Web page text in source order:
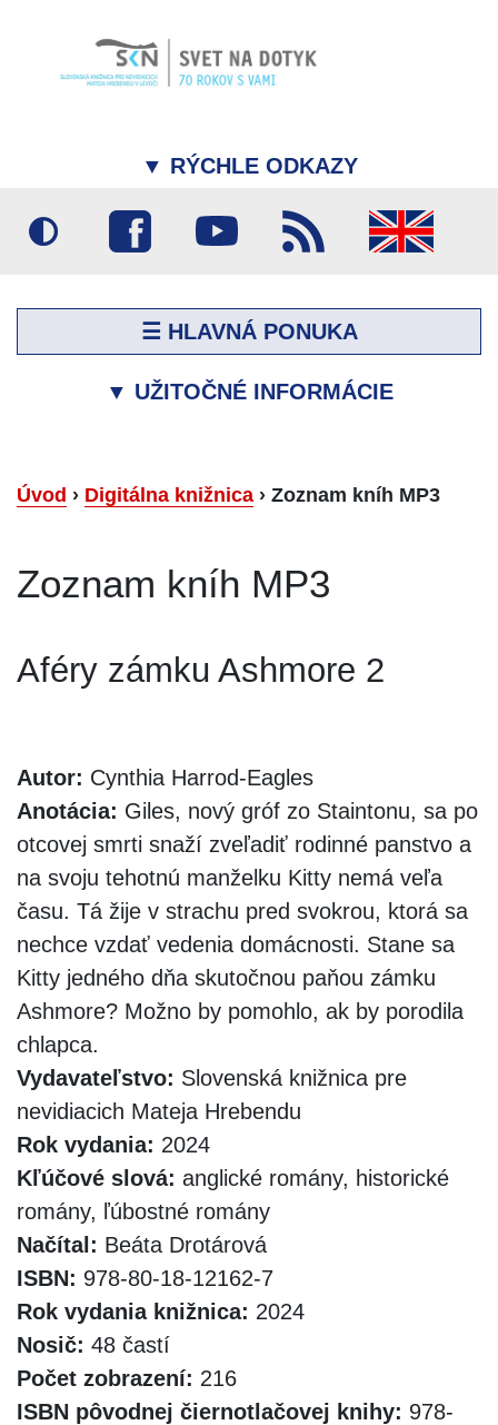
▼ RÝCHLE ODKAZY
☰ HLAVNÁ PONUKA
▼ UŽITOČNÉ INFORMÁCIE
Úvod › Digitálna knižnica › Zoznam kníh MP3
Zoznam kníh MP3
Aféry zámku Ashmore 2
Autor: Cynthia Harrod-Eagles
Anotácia: Giles, nový gróf zo Staintonu, sa po
otcovej smrti snaží zveľadiť rodinné panstvo a
na svoju tehotnú manželku Kitty nemá veľa
času. Tá žije v strachu pred svokrou, ktorá sa
nechce vzdať vedenia domácnosti. Stane sa
Kitty jedného dňa skutočnou paňou zámku
Ashmore? Možno by pomohlo, ak by porodila
chlapca.
Vydavateľstvo: Slovenská knižnica pre
nevidiacich Mateja Hrebendu
Rok vydania: 2024
Kľúčové slová: anglické romány, historické
romány, ľúbostné romány
Načítal: Beáta Drotárová
ISBN: 978-80-18-12162-7
Rok vydania knižnica: 2024
Nosič: 48 častí
Počet zobrazení: 216
ISBN pôvodnej čiernotlačovej knihy: 978-